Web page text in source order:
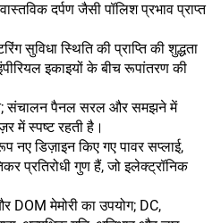
दर्पण जैसी पॉलिश प्रभाव प्राप्त
सुविधा स्थिति की प्राप्ति की शुद्धता
इकाइयों के बीच रूपांतरण की
संचालन पैनल सरल और समझने में
में स्पष्ट रहती है।
नए डिज़ाइन किए गए पावर सप्लाई,
प्रतिरोधी गुण हैं, जो इलेक्ट्रॉनिक
DOM मेमोरी का उपयोग; DC,